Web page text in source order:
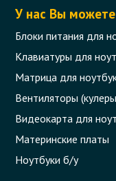
Код товара -
290 грн.
Нет в
У нас Вы
Блоки питания для
Клавиатуры для
Матрица для
Вентиляторы
Видеокарта для
Материнские платы
Ноутбуки б/у